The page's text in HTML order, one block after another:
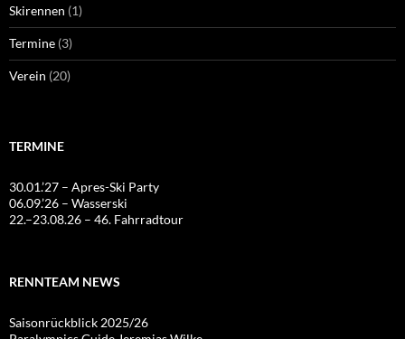
Skirennen (1)
Termine (3)
Verein (20)
TERMINE
30.01.’27 – Apres-Ski Party
06.09.’26 – Wasserski
22.–23.08.26 – 46. Fahrradtour
RENNTEAM NEWS
Saisonrückblick 2025/26